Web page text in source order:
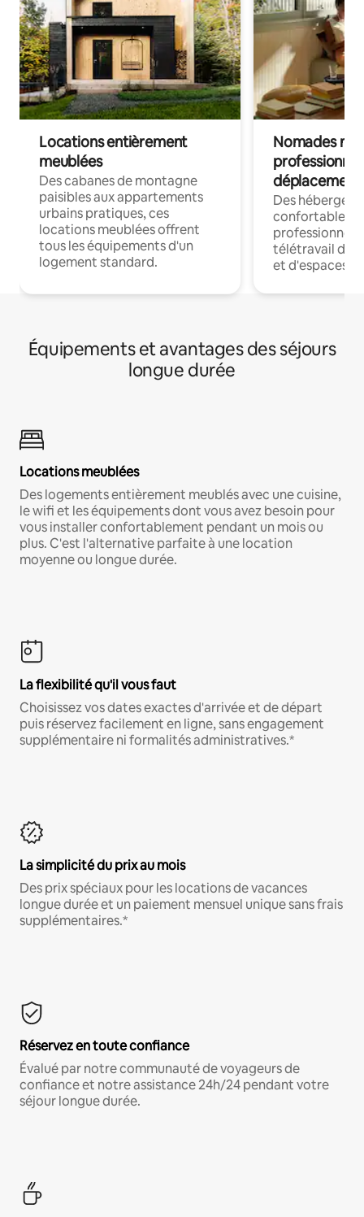
Locations entièrement
meublées
Des cabanes de montagne
paisibles aux appartements
urbains pratiques, ces
locations meublées offrent
tous les équipements d'un
logement standard.
Nomades
déplacement
Des
confortables
professionnels
télétravail
et d'espaces
Équipements et avantages des séjours
longue durée
Locations meublées
Des logements entièrement meublés avec une cuisine,
le wifi et les équipements dont vous avez besoin pour
vous installer confortablement pendant un mois ou
plus. C'est l'alternative parfaite à une location
moyenne ou longue durée.
La flexibilité qu'il vous faut
Choisissez vos dates exactes d'arrivée et de départ
puis réservez facilement en ligne, sans engagement
supplémentaire ni formalités administratives.*
La simplicité du prix au mois
Des prix spéciaux pour les locations de vacances
longue durée et un paiement mensuel unique sans frais
supplémentaires.*
Réservez en toute confiance
Évalué par notre communauté de voyageurs de
confiance et notre assistance 24h/24 pendant votre
séjour longue durée.